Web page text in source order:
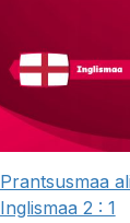
Prantsusmaa
Inglismaa 2 : 1